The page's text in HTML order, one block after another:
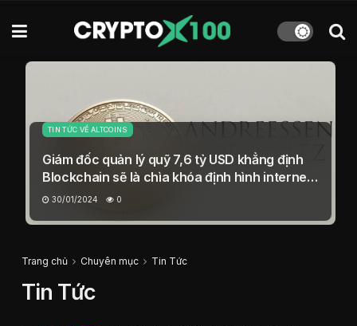
TIN TỨC VỀ ALTCOINS
Giám đốc quản lý quỹ 7,6 tỷ USD khẳng định
Blockchain sẽ là chìa khóa định hình internet
trong tương lai
30/01/2024 0
Trang chủ Chuyên mục Tin Tức
Tin Tức